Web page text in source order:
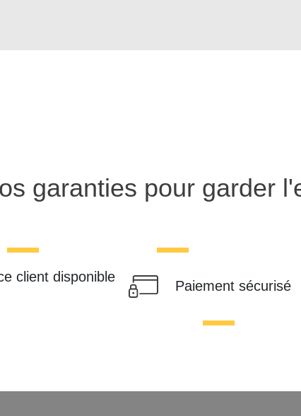
garanties pour garder
client disponible
Paiement sécurisé